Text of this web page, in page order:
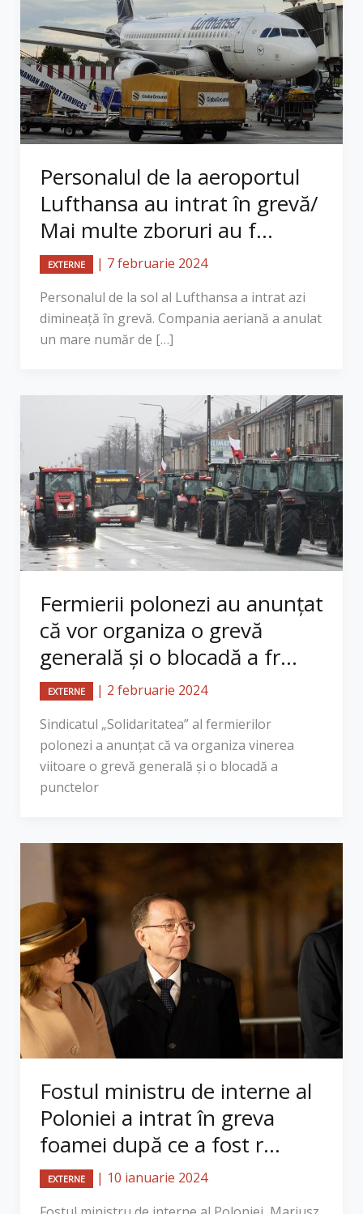
Personalul de la aeroportul
Lufthansa au intrat în grevă/
Mai multe zboruri au f...
EXTERNE | 7 februarie 2024
Personalul de la sol al Lufthansa a intrat azi
dimineață în grevă. Compania aeriană a anulat
un mare număr de […]
Fermierii polonezi au anunțat
că vor organiza o grevă
generală și o blocadă a fr...
EXTERNE | 2 februarie 2024
Sindicatul „Solidaritatea” al fermierilor
polonezi a anunțat că va organiza vinerea
viitoare o grevă generală și o blocadă a
punctelor
Fostul ministru de interne al
Poloniei a intrat în greva
foamei după ce a fost r...
EXTERNE | 10 ianuarie 2024